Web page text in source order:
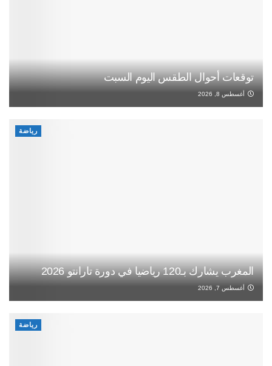
توقعات أحوال الطقس اليوم السبت
أغسطس 8, 2026
رياضة
المغرب يشارك بـ120 رياضيا في دورة تارانتو 2026
أغسطس 7, 2026
رياضة